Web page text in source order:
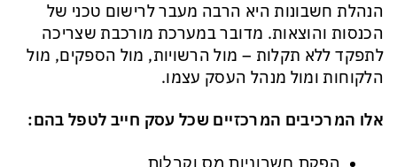
הנהלת חשבונות היא הרבה מעבר לרישום טכני של
הכנסות והוצאות. מדובר במערכת מורכבת שצריכה
לתפקד ללא תקלות – מול הרשויות, מול הספקים, מול
הלקוחות ומול מנהל העסק עצמו.
אלו המרכיבים המרכזיים שכל עסק חייב לטפל בהם:
הפקת חשבוניות מס וקבלות